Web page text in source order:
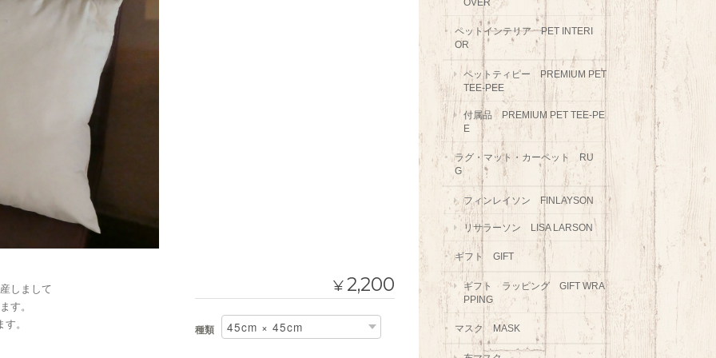
しまして
す。
。
¥2,200
種類
ペットインテリア PET INTERI
OR
ペットティピー PREMIUM PET
TEE-PEE
付属品 PREMIUM PET TEE-PE
E
ラグ・マット・カーペット RU
G
フィンレイソン FINLAYSON
リサラーソン LISA LARSON
ギフト GIFT
ギフト ラッピング GIFT WRA
PPING
マスク MASK